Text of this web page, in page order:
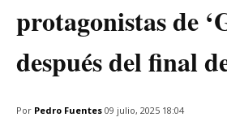
protagonistas de
después del final
Por Pedro Fuentes 09 julio, 2025 18:04